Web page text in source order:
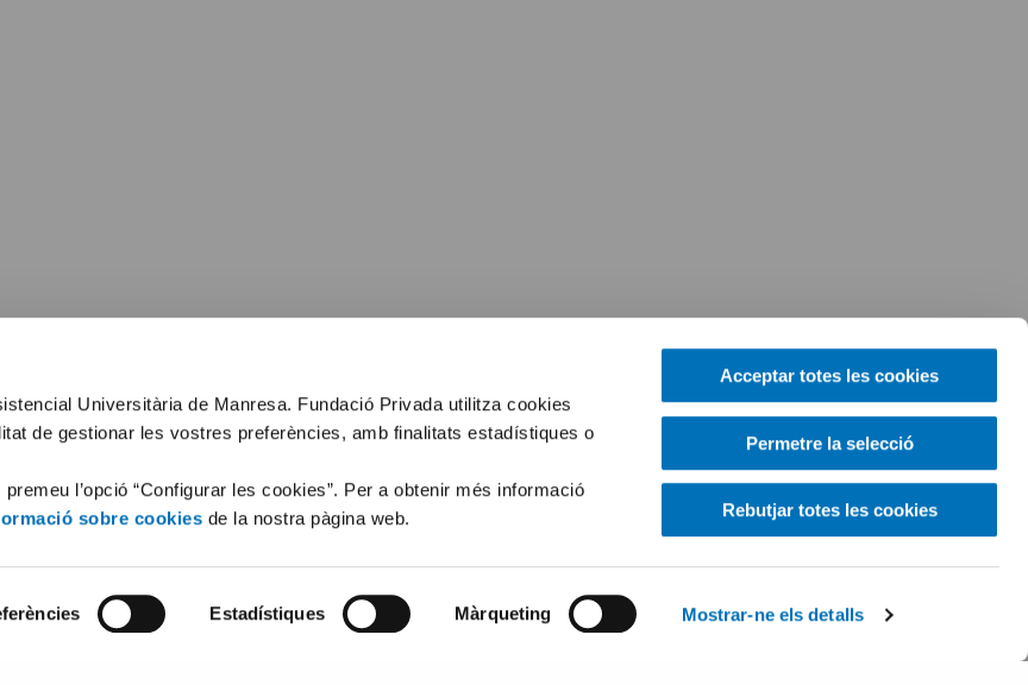
Universitària de Manresa. Fundació Privada utilitza cookies
de gestionar les vostres preferències, amb finalitats estadístiques o
l’opció “Configurar les cookies”. Per a obtenir més informació
sobre cookies de la nostra pàgina web.
Estadístiques Màrqueting Mostrar-ne els detalls
Acceptar totes les cookies
Permetre la selecció
Rebutjar totes les cookies